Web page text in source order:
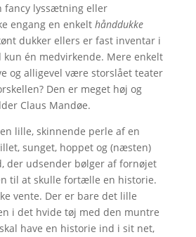
fancy lyssætning eller
engang en enkelt hånddukke
dukker ellers er fast inventar i
én medvirkende. Mere enkelt
og alligevel være storslået teater
Den er meget høj og
Claus Mandøe.
en lille, skinnende perle af en
sunget, hoppet og (næsten)
der udsender bølger af fornøjet
til at skulle fortælle en historie.
vente. Der er bare det lille
i det hvide tøj med den muntre
have en historie ind i sit net,